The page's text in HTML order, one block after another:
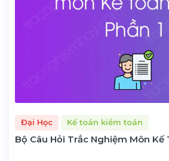
Đại Học Kế toán kiểm toán
Bộ Câu Hỏi Trắc Nghiệm Môn Kế